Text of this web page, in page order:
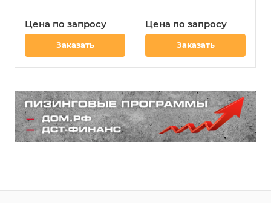
Цена по запросу
Заказать
Цена по запросу
Заказать